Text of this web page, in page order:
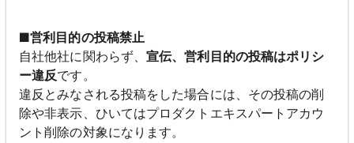
■営利目的の投稿禁止
自社他社に関わらず、 宣伝、営利目的の投稿はポリシ
ー違反です。
違反とみなされる投稿をした場合には、その投稿の削
除や非表示、ひいてはプロダクトエキスパートアカウ
ント削除の対象になります。